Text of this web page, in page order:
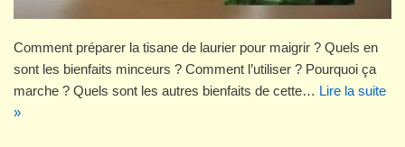
Comment préparer la tisane de laurier pour maigrir ? Quels en
sont les bienfaits minceurs ? Comment l’utiliser ? Pourquoi ça
marche ? Quels sont les autres bienfaits de cette… Lire la suite
»